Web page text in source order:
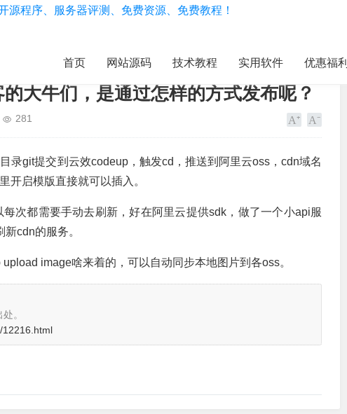
首页 网站源码 技术教程 实用软件 优惠福利
大牛们，是通过怎样的方式发布呢？
281
录git提交到云效codeup，触发cd，推送到阿里云oss，cdn域名
开启模版直接就可以插入。
次都需要手动去刷新，好在阿里云提供sdk，做了一个小api服
cdn的服务。
image啥来着的，可以自动同步本地图片到各oss。
。
12216.html